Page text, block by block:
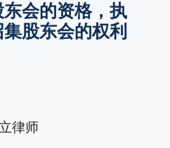
会的资格，执
股东会的权利
律师